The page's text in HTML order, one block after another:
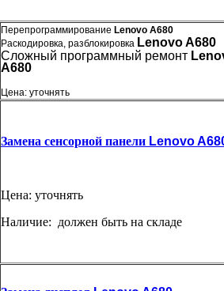
Перепрограммирование Lenovo A680
Раскодировка, разблокировка Lenovo A680
Сложный программный ремонт
A680
Цена: уточнять
Замена сенсорной панели Lenovo
Цена: уточнять
Наличие: должен быть на складе